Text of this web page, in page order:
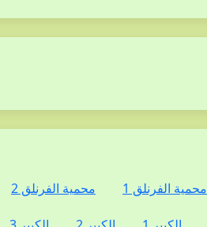
محمية الفرنلق 1 محمية الفرنلق 2